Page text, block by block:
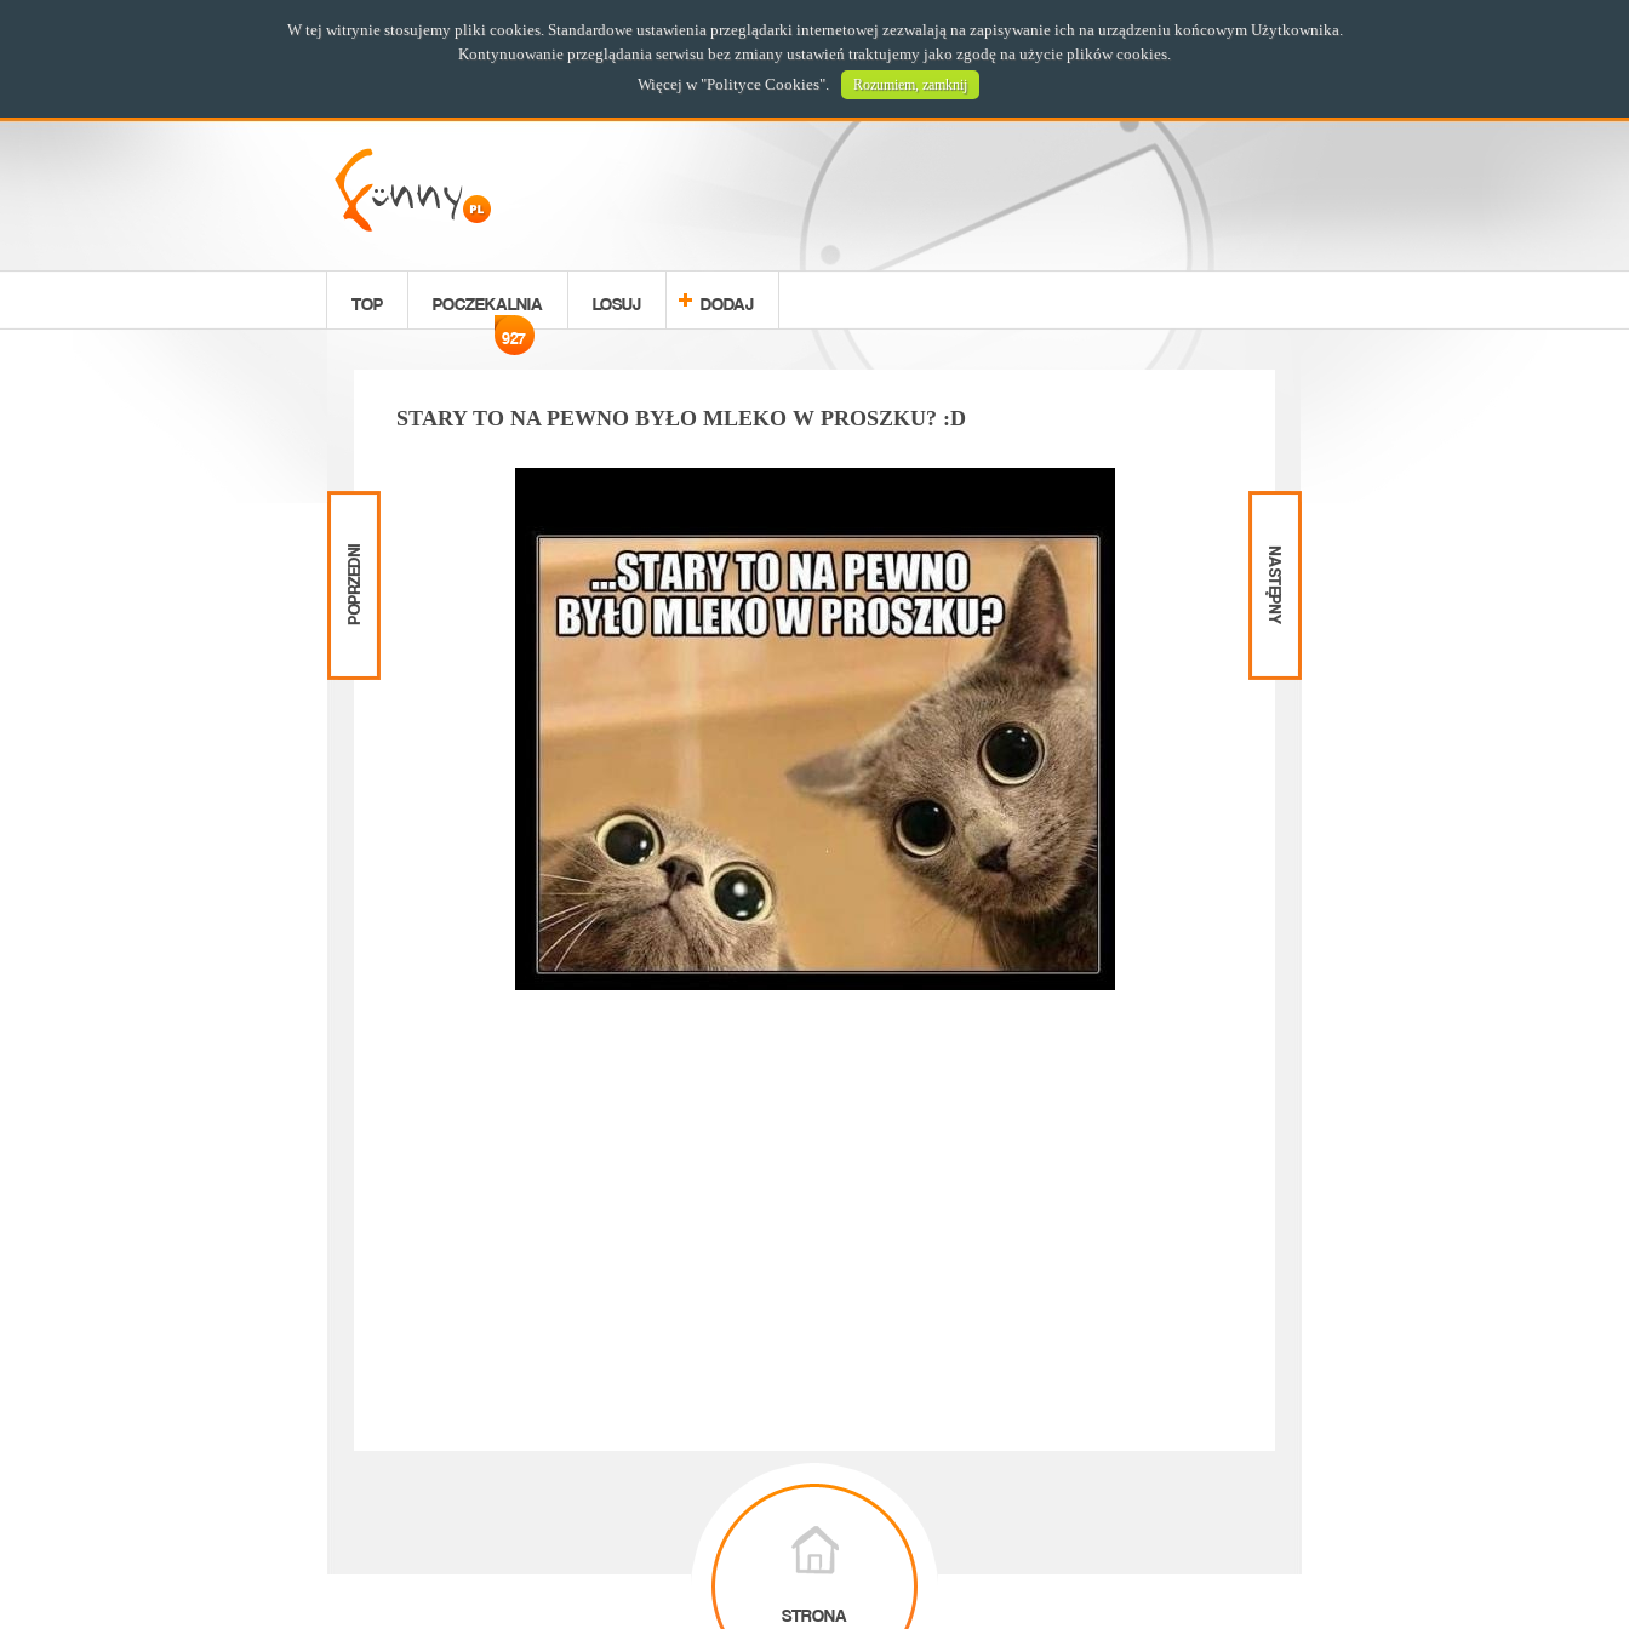
TOP POCZEKALNIA
927
LOSUJ DODAJ
STARY TO NA PEWNO BYŁO MLEKO W PROSZKU? :D
Poprzedni
Następny
STRONA
W tej witrynie stosujemy pliki cookies. Standardowe ustawienia przeglądarki internetowej zezwalają na zapisywanie ich na urządzeniu końcowym Użytkownika.
Kontynuowanie przeglądania serwisu bez zmiany ustawień traktujemy jako zgodę na użycie plików cookies.
Więcej w "Polityce Cookies". Rozumiem, zamknij